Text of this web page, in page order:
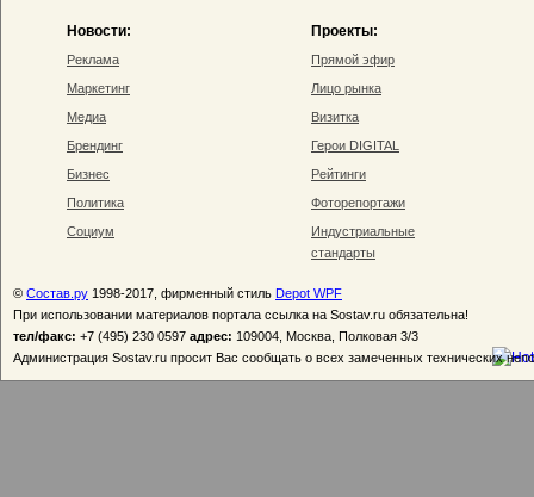
Новости:
Реклама
Маркетинг
Медиа
Брендинг
Бизнес
Политика
Социум
Проекты:
Прямой эфир
Лицо рынка
Визитка
Герои DIGITAL
Рейтинги
Фоторепортажи
Индустриальные
стандарты
© Состав.ру 1998-2017, фирменный стиль Depot WPF
При использовании материалов портала ссылка на Sostav.ru обязательна!
тел/факс: +7 (495) 230 0597 адрес: 109004, Москва, Полковая 3/3
Администрация Sostav.ru просит Вас сообщать о всех замеченных технических